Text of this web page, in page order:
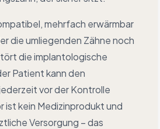
mehrfach erwärmbar
die umliegenden Zähne noch
die implantologische
Patient kann den
vor der Kontrolle
ist kein Medizinprodukt und
Versorgung – das